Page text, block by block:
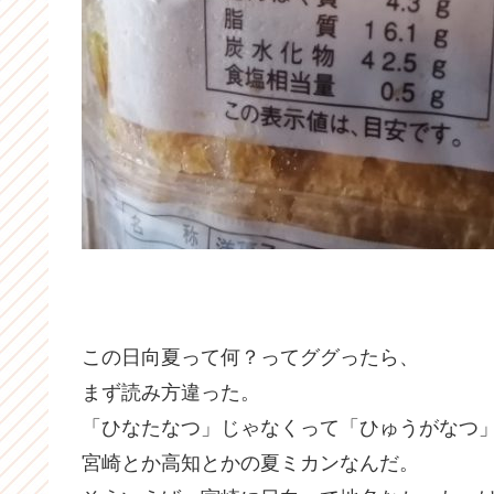
この日向夏って何？ってググったら、
まず読み方違った。
「ひなたなつ」じゃなくって「ひゅうがなつ
宮崎とか高知とかの夏ミカンなんだ。